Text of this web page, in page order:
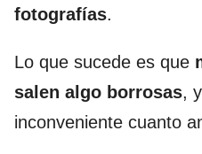
fotografías.
Lo que sucede es que
salen algo borrosas,
inconveniente cuanto